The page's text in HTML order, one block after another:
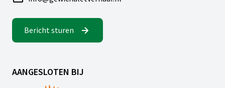
Bericht sturen
AANGESLOTEN BIJ